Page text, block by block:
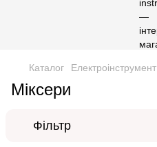
Каталог Електроінструмент
Міксери
Фільтр